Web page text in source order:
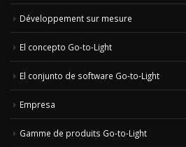
Développement sur mesure
El concepto Go-to-Light
El conjunto de software Go-to-Light
Empresa
Gamme de produits Go-to-Light